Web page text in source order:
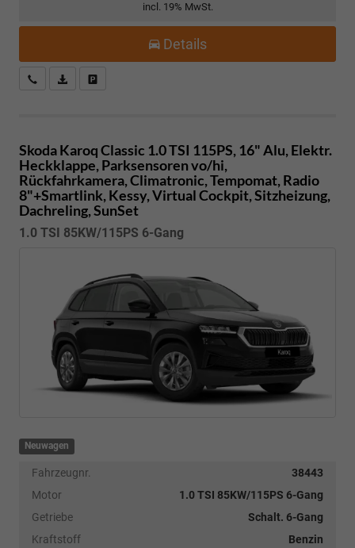
incl. 19% MwSt.
Details
Kostenloser Rückruf-Service
PDF-Datei, Fahrzeugexposé drucken
Skoda KaroqClassic 1.0 TSI 115PS, 16" Alu, Elektr.
Heckklappe, Parksensoren vo/hi,
Rückfahrkamera, Climatronic, Tempomat, Radio
8"+Smartlink, Kessy, Virtual Cockpit, Sitzheizung,
Dachreling, SunSet
1.0 TSI 85KW/115PS 6-Gang
Neuwagen
Fahrzeugnr.
38443
Motor
1.0 TSI 85KW/115PS 6-Gang
Getriebe
Schalt. 6-Gang
Kraftstoff
Benzin